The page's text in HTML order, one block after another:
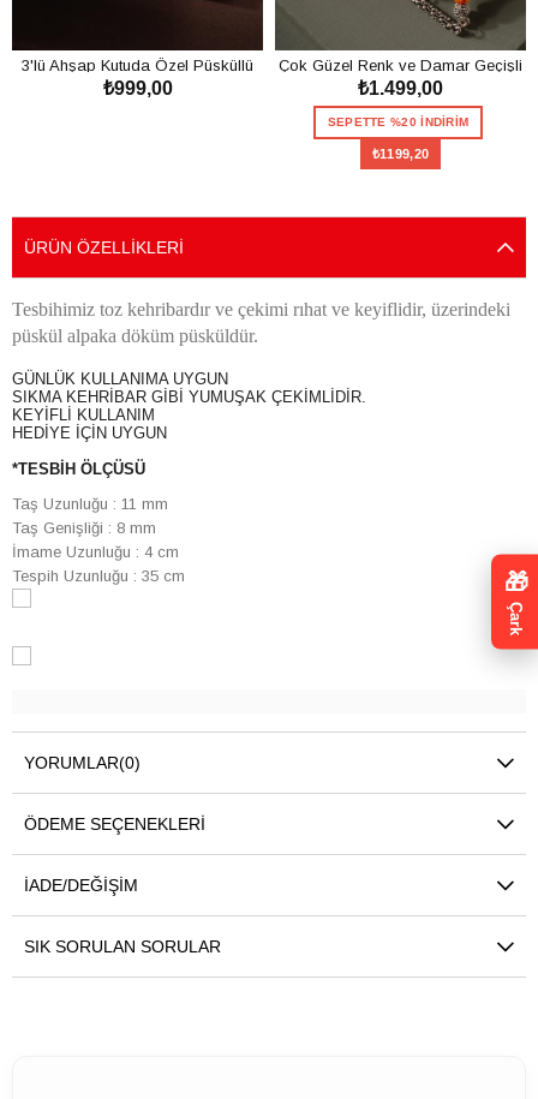
3'lü Ahşap Kutuda Özel Püsküllü
Toz Kehribar Tesbih Seti
₺999,00
Çok Güzel Renk ve Damar Geçişli
Toz Kehribar Tesbih
₺1.499,00
SEPETTE %20 İNDİRİM
₺1199,20
ÜRÜN ÖZELLIKLERI
Tesbihimiz toz kehribardır ve çekimi rıhat ve keyiflidir, üzerindeki
püskül alpaka döküm püsküldür.
GÜNLÜK KULLANIMA UYGUN
SIKMA KEHRİBAR GİBİ YUMUŞAK ÇEKİMLİDİR.
KEYİFLİ KULLANIM
HEDİYE İÇİN UYGUN
*TESBİH ÖLÇÜSÜ
Taş Uzunluğu : 11 mm
Taş Genişliği : 8 mm
İmame Uzunluğu : 4 cm
Tespih Uzunluğu : 35 cm
YORUMLAR(0)
ÖDEME SEÇENEKLERI
İADE/DEĞIŞIM
SIK SORULAN SORULAR
🎁
Çark